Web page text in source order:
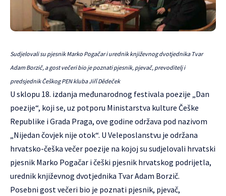
Sudjelovali su pjesnik Marko Pogačar i urednik književnog dvotjednika Tvar
Adam Borzič, a gost večeri bio je poznati pjesnik, pjevač, prevoditelj i
predsjednik Češkog PEN kluba Jiří Dědeček
U sklopu 18. izdanja međunarodnog festivala poezije „Dan
poezije“, koji se, uz potporu Ministarstva kulture Češke
Republike i Grada Praga, ove godine održava pod nazivom
„Nijedan čovjek nije otok“. U Veleposlanstvu je održana
hrvatsko-češka večer poezije na kojoj su sudjelovali hrvatski
pjesnik Marko Pogačar i češki pjesnik hrvatskog podrijetla,
urednik književnog dvotjednika Tvar Adam Borzič.
Posebni gost večeri bio je poznati pjesnik, pjevač,